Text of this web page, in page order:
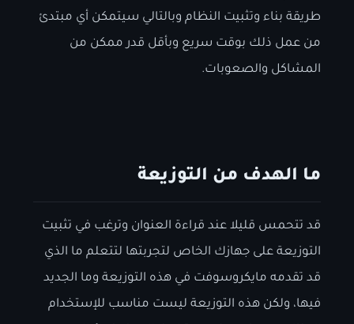
طريقة بناء وتثبيت النظام وبالتالي سيتمكن أي مبتدئ
من عمل ذلك بوقت سريع وبأقل قدر ممكن من
المشاكل والصعوبات.
ما الهدف من التوزيعة
قد تتحمس قليلا عند قراءة العنوان وترغب في تثبيت
التوزيعة على جهازك الخاص لتجربتها لتتعلم ما الذي
قد تقدمه مايكروسوفت في هذه التوزيعة وما الجديد
فيها، ولكن هذه التوزيعة ليست مناسب للإستخدام